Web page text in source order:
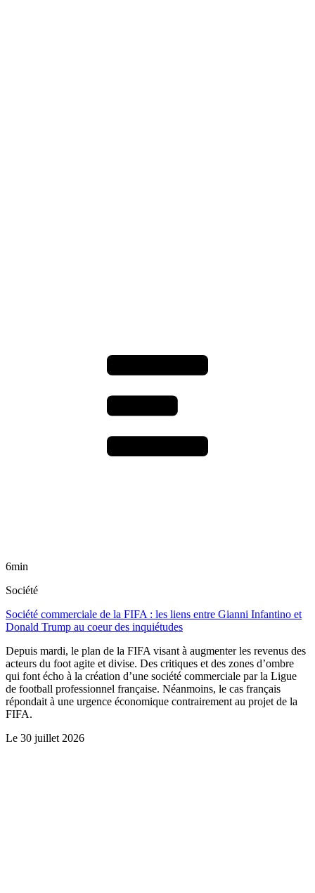
6min
Société
Société commerciale de la FIFA : les liens entre Gianni Infantino et
Donald Trump au coeur des inquiétudes
Depuis mardi, le plan de la FIFA visant à augmenter les revenus des
acteurs du foot agite et divise. Des critiques et des zones d’ombre
qui font écho à la création d’une société commerciale par la Ligue
de football professionnel française. Néanmoins, le cas français
répondait à une urgence économique contrairement au projet de la
FIFA.
Le 30 juillet 2026